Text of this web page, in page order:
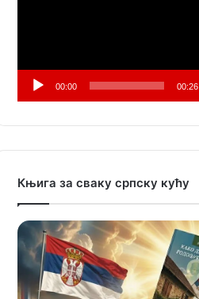
00:00 00:26
Књига за сваку српску кућу